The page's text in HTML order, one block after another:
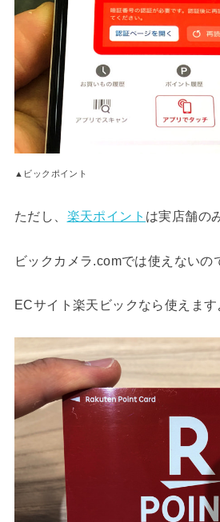
▲ビックポイント
ただし、 楽天ポイント は実店舗の
ビックカメラ.comでは使えないの
ECサイト楽天ビックなら使えます